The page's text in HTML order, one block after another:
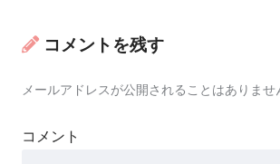
コメントを残す
メールアドレスが公開されることはありませ
コメント